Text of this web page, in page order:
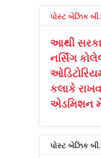
પોસ્ટ બેઝિક
આથી
નર્સિંગ
કલાકે
એડમિશન
પોસ્ટ બેઝિક